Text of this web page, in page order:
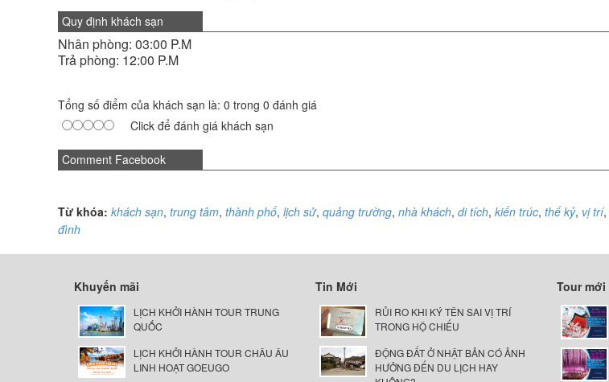
Quy định khách sạn
Nhân phòng: 03:00 P.M
Trả phòng: 12:00 P.M
Tổng số điểm của khách sạn là: 0 trong 0 đánh giá
Click để đánh giá khách sạn
Comment Facebook
Từ khóa: khách sạn, trung tâm, thành phố, lịch sử, quảng trường, nhà khách, di tích, kiến trúc, thế kỷ, vị trí,
đình
Khuyến mãi
LỊCH KHỞI HÀNH TOUR TRUNG
QUỐC
LỊCH KHỞI HÀNH TOUR CHÂU ÂU
LINH HOẠT GOEUGO
Tin Mới
RỦI RO KHI KÝ TÊN SAI VỊ TRÍ
TRONG HỘ CHIẾU
ĐỘNG ĐẤT Ở NHẬT BẢN CÓ ẢNH
HƯỞNG ĐẾN DU LỊCH HAY
Tour mới